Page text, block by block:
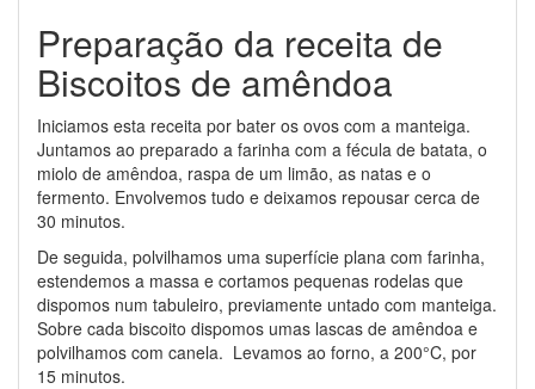
Preparação da receita de
Biscoitos de amêndoa
Iniciamos esta receita por bater os ovos com a manteiga.
Juntamos ao preparado a farinha com a fécula de batata, o
miolo de amêndoa, raspa de um limão, as natas e o
fermento. Envolvemos tudo e deixamos repousar cerca de
30 minutos.
De seguida, polvilhamos uma superfície plana com farinha,
estendemos a massa e cortamos pequenas rodelas que
dispomos num tabuleiro, previamente untado com manteiga.
Sobre cada biscoito dispomos umas lascas de amêndoa e
polvilhamos com canela. Levamos ao forno, a 200°C, por
15 minutos.